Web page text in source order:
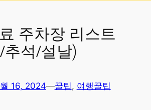
주차장 리스트
석/설날)
16, 2024—꿀팁, 여행꿀팁